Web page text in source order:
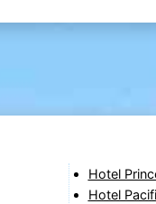
Hotel
Hotel